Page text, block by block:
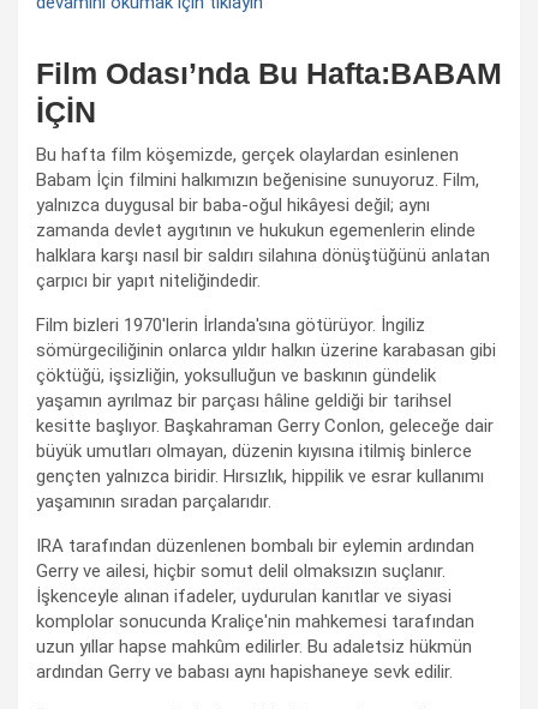
Film Odası’nda Bu Hafta:BABAM
İÇİN
Bu hafta film köşemizde, gerçek olaylardan esinlenen
Babam İçin filmini halkımızın beğenisine sunuyoruz. Film,
yalnızca duygusal bir baba-oğul hikâyesi değil; aynı
zamanda devlet aygıtının ve hukukun egemenlerin elinde
halklara karşı nasıl bir saldırı silahına dönüştüğünü anlatan
çarpıcı bir yapıt niteliğindedir.
Film bizleri 1970'lerin İrlanda'sına götürüyor. İngiliz
sömürgeciliğinin onlarca yıldır halkın üzerine karabasan gibi
çöktüğü, işsizliğin, yoksulluğun ve baskının gündelik
yaşamın ayrılmaz bir parçası hâline geldiği bir tarihsel
kesitte başlıyor. Başkahraman Gerry Conlon, geleceğe dair
büyük umutları olmayan, düzenin kıyısına itilmiş binlerce
gençten yalnızca biridir. Hırsızlık, hippilik ve esrar kullanımı
yaşamının sıradan parçalarıdır.
IRA tarafından düzenlenen bombalı bir eylemin ardından
Gerry ve ailesi, hiçbir somut delil olmaksızın suçlanır.
İşkenceyle alınan ifadeler, uydurulan kanıtlar ve siyasi
komplolar sonucunda Kraliçe'nin mahkemesi tarafından
uzun yıllar hapse mahkûm edilirler. Bu adaletsiz hükmün
ardından Gerry ve babası aynı hapishaneye sevk edilir.